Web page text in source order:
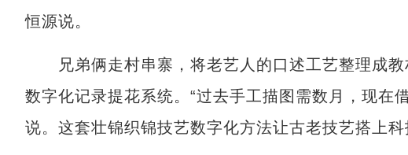
恒源说。
兄弟俩走村串寨，将老艺人的口述工艺整理成教
数字化记录提花系统。“过去手工描图需数月，现在
说。这套壮锦织锦技艺数字化方法让古老技艺搭上科